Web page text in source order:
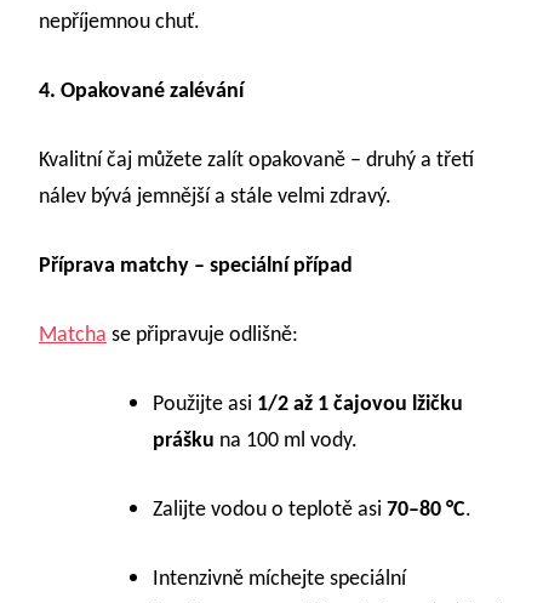
nepříjemnou chuť.
4. Opakované zalévání
Kvalitní čaj můžete zalít opakovaně – druhý a třetí
nálev bývá jemnější a stále velmi zdravý.
Příprava matchy – speciální případ
Matcha se připravuje odlišně:
Použijte asi 1/2 až 1 čajovou lžičku
prášku na 100 ml vody.
Zalijte vodou o teplotě asi 70–80 °C.
Intenzivně míchejte speciální